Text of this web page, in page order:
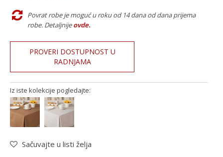
Povrat robe je moguć u roku od 14 dana od dana prijema
robe. Detaljnije ovde.
PROVERI DOSTUPNOST U
RADNJAMA
Iz iste kolekcije pogledajte:
Sačuvajte u listi želja